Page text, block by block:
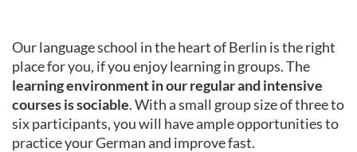
Our language school in the heart of Berlin is the right
place for you, if you enjoy learning in groups. The
learning environment in our regular and intensive
courses is sociable. With a small group size of three to
six participants, you will have ample opportunities to
practice your German and improve fast.